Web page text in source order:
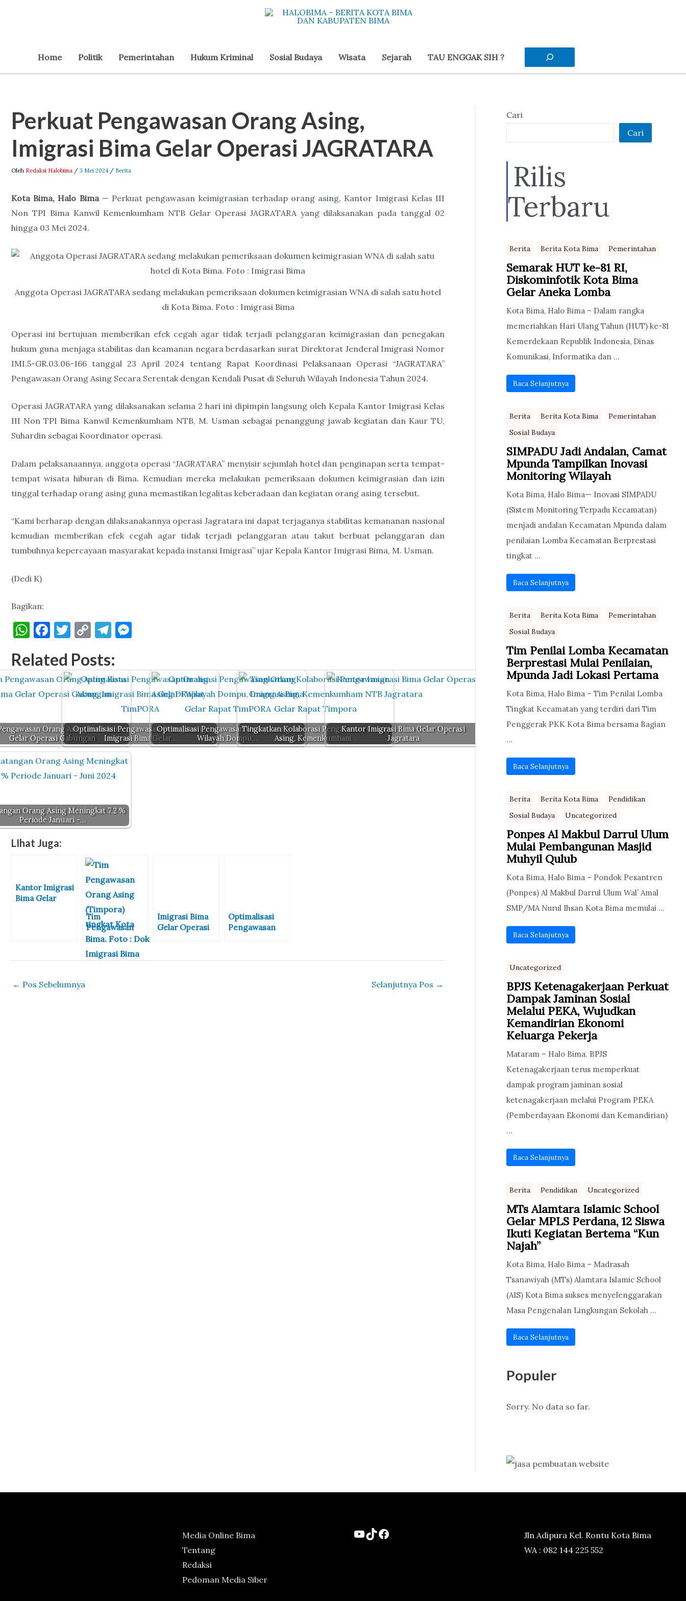
Home Politik Pemerintahan Hukum Kriminal Sosial Budaya Wisata Sejarah TAU ENGGAK SIH ?
Perkuat Pengawasan Orang Asing,
Imigrasi Bima Gelar Operasi JAGRATARA
Oleh Redaksi Halobima / 3 Mei 2024 / Berita
Kota Bima, Halo Bima— Perkuat pengawasan keimigrasian terhadap orang asing, Kantor Imigrasi Kelas III
Non TPI Bima Kanwil Kemenkumham NTB Gelar Operasi JAGRATARA yang dilaksanakan pada tanggal 02
hingga 03 Mei 2024.
Anggota Operasi JAGRATARA sedang melakukan pemeriksaan dokumen keimigrasian WNA di salah satu hotel
di Kota Bima. Foto : Imigrasi Bima
Operasi ini bertujuan memberikan efek cegah agar tidak terjadi pelanggaran keimigrasian dan penegakan
hukum guna menjaga stabilitas dan keamanan negara berdasarkan surat Direktorat Jenderal Imigrasi Nomor
IMI.5-GR.03.06-166 tanggal 23 April 2024 tentang Rapat Koordinasi Pelaksanaan Operasi “JAGRATARA”
Pengawasan Orang Asing Secara Serentak dengan Kendali Pusat di Seluruh Wilayah Indonesia Tahun 2024.
Operasi JAGRATARA yang dilaksanakan selama 2 hari ini dipimpin langsung oleh Kepala Kantor Imigrasi Kelas
III Non TPI Bima Kanwil Kemenkumham NTB, M. Usman sebagai penanggung jawab kegiatan dan Kaur TU,
Suhardin sebagai Koordinator operasi.
Dalam pelaksanaannya, anggota operasi “JAGRATARA” menyisir sejumlah hotel dan penginapan serta tempat-
tempat wisata hiburan di Bima. Kemudian mereka melakukan pemeriksaan dokumen keimigrasian dan izin
tinggal terhadap orang asing guna memastikan legalitas keberadaan dan kegiatan orang asing tersebut.
“Kami berharap dengan dilaksanakannya operasi Jagratara ini dapat terjaganya stabilitas kemananan nasional
kemudian memberikan efek cegah agar tidak terjadi pelanggaran atau takut berbuat pelanggaran dan
tumbuhnya kepercayaan masyarakat kepada instansi Imigrasi” ujar Kepala Kantor Imigrasi Bima, M. Usman.
(Dedi K)
Bagikan:
W
at
s
A
p
F
c
e
b
o
k
T
it
te
r
C
p
y
Li
k
T
e
gr
a
m
n
g
er
Related Posts:
Orang Asing Kota Bima
Gelar Operasi Gabungan
Optimalisasi Pengawasan Orang Asing,
Imigrasi Bima Gelar…
Optimalisasi Pengawasan Orang Asing Di
Wilayah Dompu,…
Tingkatkan Kolaborasi Pengawasan Orang
Asing, Kemenkumham…
Kantor Imigrasi Bima Gelar Operasi
Jagratara
Orang Asing Meningkat 7.2 %
Periode Januari -…
LIhat Juga:
Kantor Imigrasi
Bima Gelar
Tim
Pengawasan
Orang Asing
Kota Bima Gelar
Operasi
Imigrasi Bima
Gelar Operasi
Tingkat
Optimalisasi
Pengawasan
Gelar Rapat
Post
navigation
← Pos Sebelumnya Selanjutnya Pos →
Cari
Cari
Rilis
Terbaru
Berita Berita Kota Bima Pemerintahan
Semarak HUT ke-81 RI,
Diskominfotik Kota Bima
Gelar Aneka Lomba
Kota Bima, Halo Bima – Dalam rangka
memeriahkan Hari Ulang Tahun (HUT) ke-81
Kemerdekaan Republik Indonesia, Dinas
Komunikasi, Informatika dan ...
Baca Selanjutnya
Berita Berita Kota Bima
Pemerintahan
Sosial Budaya
SIMPADU Jadi Andalan, Camat
Mpunda Tampilkan Inovasi
Monitoring Wilayah
Kota Bima, Halo Bima— Inovasi SIMPADU
(Sistem Monitoring Terpadu Kecamatan)
menjadi andalan Kecamatan Mpunda dalam
penilaian Lomba Kecamatan Berprestasi
tingkat ...
Baca Selanjutnya
Berita Berita Kota Bima
Pemerintahan
Sosial Budaya
Tim Penilai Lomba Kecamatan
Berprestasi Mulai Penilaian,
Mpunda Jadi Lokasi Pertama
Kota Bima, Halo Bima – Tim Penilai Lomba
Tingkat Kecamatan yang terdiri dari Tim
Penggerak PKK Kota Bima bersama Bagian
...
Baca Selanjutnya
Berita Berita Kota Bima
Pendidikan
Sosial Budaya
Uncategorized
Ponpes Al Makbul Darrul Ulum
Mulai Pembangunan Masjid
Muhyil Qulub
Kota Bima, Halo Bima – Pondok Pesantren
(Ponpes) Al Makbul Darrul Ulum Wal’ Amal
SMP/MA Nurul Ihsan Kota Bima memulai ...
Baca Selanjutnya
Uncategorized
BPJS Ketenagakerjaan Perkuat
Dampak Jaminan Sosial
Melalui PEKA, Wujudkan
Kemandirian Ekonomi
Keluarga Pekerja
Mataram – Halo Bima. BPJS
Ketenagakerjaan terus memperkuat
dampak program jaminan sosial
ketenagakerjaan melalui Program PEKA
(Pemberdayaan Ekonomi dan Kemandirian)
...
Baca Selanjutnya
Berita Pendidikan Uncategorized
MTs Alamtara Islamic School
Gelar MPLS Perdana, 12 Siswa
Ikuti Kegiatan Bertema “Kun
Najah”
Kota Bima, Halo Bima – Madrasah
Tsanawiyah (MTs) Alamtara Islamic School
(AIS) Kota Bima sukses menyelenggarakan
Masa Pengenalan Lingkungan Sekolah ...
Baca Selanjutnya
Populer
Sorry. No data so far.
Media Online Bima
Tentang
Redaksi
Pedoman Media Siber
YouTube
TikTok
Facebook
Jln Adipura Kel. Rontu Kota Bima
WA : 082 144 225 552